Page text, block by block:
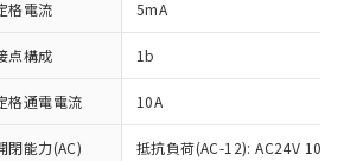
格電流 5mA
点構成 1b
格通電電流 10A
閉能力(AC)
抵抗負荷(AC-12): AC24V 10A/
い。
ビスは、当社制御機器事業取扱
当社在庫状況および標準価格
提供させていただくもので
御機器事業取扱商品の中には、
ん。
：EU RoHS指令（10物質）の
状況を調査中または確認中の
イセンス料など無形物で、有
関係のない商品です。
表
均質材料含有率が中国RoHSの
あることを示します。